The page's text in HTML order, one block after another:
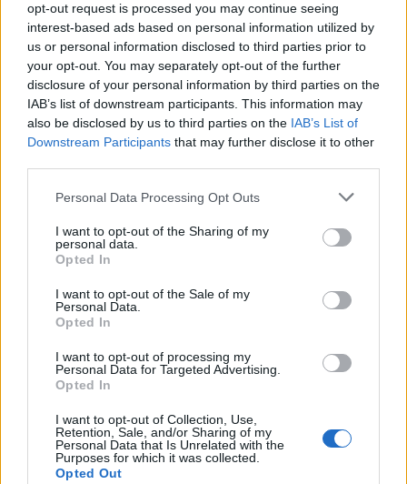
opt-out request is processed you may continue seeing
interest-based ads based on personal information utilized by
us or personal information disclosed to third parties prior to
your opt-out. You may separately opt-out of the further
disclosure of your personal information by third parties on the
IAB’s list of downstream participants. This information may
also be disclosed by us to third parties on the IAB’s List of
Downstream Participants that may further disclose it to other
Please note that this website/app uses one or more Google
not limited to your visit or usage behaviour. You may click to
grant or deny consent to Google and its third-party tags to
use your data for below specified purposes in below Google
consent section.
Personal Data Processing Opt Outs
I want to opt-out of the Sharing of my
personal data.
Opted In
I want to opt-out of the Sale of my
Personal Data.
Opted In
I want to opt-out of processing my
Personal Data for Targeted Advertising.
Opted In
I want to opt-out of Collection, Use,
Retention, Sale, and/or Sharing of my
Personal Data that Is Unrelated with the
Purposes for which it was collected.
Opted Out
A tájékoztatás szerint a felfedezőúton a
közönség bejárhatja Dél-Amerika, Ausztrália,
Afrika és Ázsia tájait, s választ kaphat
egyebek mellett azokra a kérdésekre: hogyan
tájékozódik éjszaka a repülő kutya, fontos-e
a rovarok számára a holdfény, hány éjszakai
lepkefaj létezik a trópusokon és miért csíkos
A látogatók játékkártyalapot és kellékeket
kapnak belépéskor, melyek segítségével
megfejthetik a kiállításban elhelyezett
érdekes fejtörőket, s a jó megoldásokat a
szervezők ajándékokkal jutalmazzák.
Az esőerdők bolygónk leggazdagabb
élővilágú vidékei. Több állat élhet egyetlen
fán, mint máshol egy egész erdőben. A
tudósok egyetértenek abban, hogy még
mindig vannak ismeretlen fajok, melyek
létezéséről nem is tudunk.
Ajánlott olvasmány
Budapest: Ellenség a kapuknál